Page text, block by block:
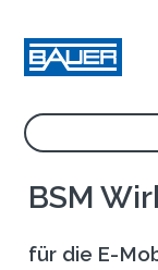
BSM
für die E-